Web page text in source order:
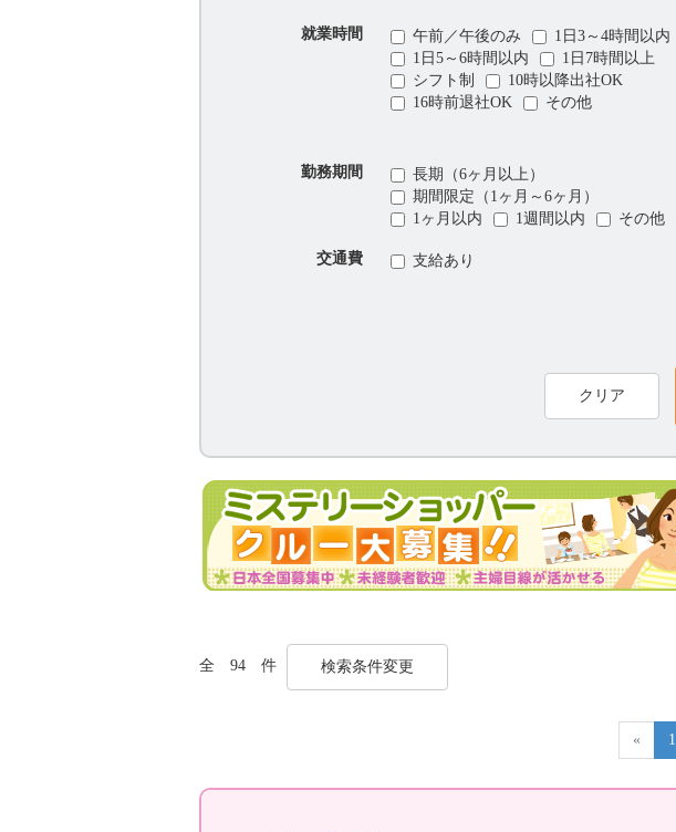
就業時間 午前／午後のみ
1日3～4時間以内
1日5～6時間以内
1日7時間以上
シフト制
10時以降出社OK
16時前退社OK
その他
勤務期間
長期（6ヶ月以上）
期間限定（1ヶ月～6ヶ月）
1ヶ月以内
1週間以内 その他
交通費 支給あり
クリア
全 94 件 検索条件変更
« 1